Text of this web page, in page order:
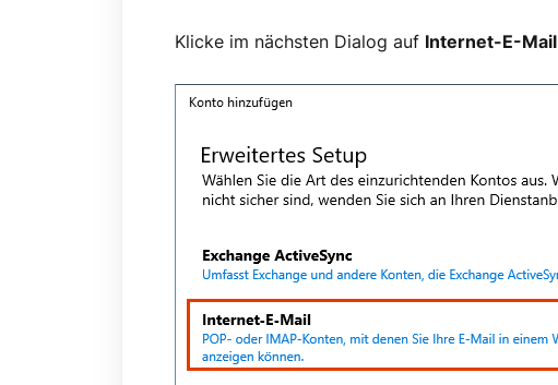
Klicke im nächsten Dialog auf Internet-E-Mail